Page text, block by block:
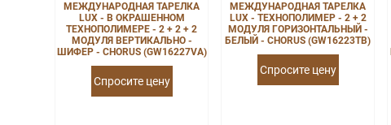
МЕЖДУНАРОДНАЯ ТАРЕЛКА
LUX - В ОКРАШЕННОМ
ТЕХНОПОЛИМЕРЕ - 2 + 2 + 2
МОДУЛЯ ВЕРТИКАЛЬНО -
ШИФЕР - CHORUS (GW16227VA)
Спросите цену
МЕЖДУНАРОДНАЯ ТАРЕЛКА
LUX - ТЕХНОПОЛИМЕР - 2 + 2
МОДУЛЯ ГОРИЗОНТАЛЬНЫЙ -
БЕЛЫЙ - CHORUS (GW16223TB)
Спросите цену